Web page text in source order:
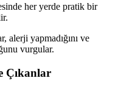
her yerde pratik bir
alerji yapmadığını ve
vurgular.
Çıkanlar